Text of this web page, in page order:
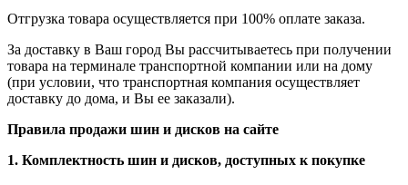
Отгрузка товара осуществляется при 100% оплате заказа.
За доставку в Ваш город Вы рассчитываетесь при получении
товара на терминале транспортной компании или на дому
(при условии, что транспортная компания осуществляет
доставку до дома, и Вы ее заказали).
Правила продажи шин и дисков на сайте
1. Комплектность шин и дисков, доступных к покупке